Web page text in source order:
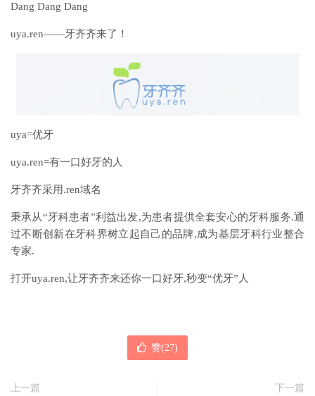
Dang Dang Dang
uya.ren——牙齐齐来了！
uya=优牙
uya.ren=有一口好牙的人
牙齐齐采用.ren域名
秉承从“牙科患者”利益出发,为患者提供全套安心的牙科服务.通
过不断创新在牙科界树立起自己的品牌,成为基层牙科行业整合
专家.
打开uya.ren,让牙齐齐来还你一口好牙,秒变“优牙”人
赞(27)
上一篇
下一篇